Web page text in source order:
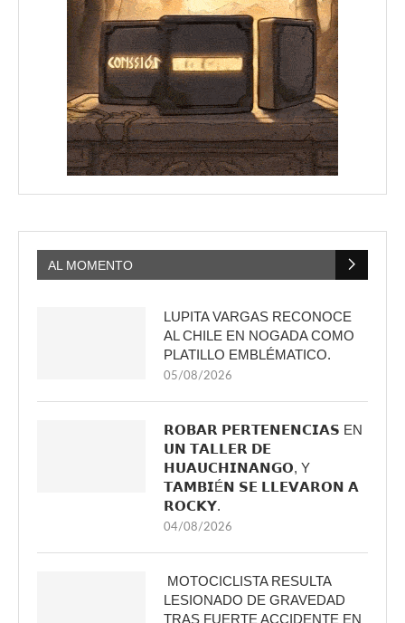
AL MOMENTO
LUPITA VARGAS RECONOCE
AL CHILE EN NOGADA COMO
PLATILLO EMBLÉMATICO.
05/08/2026
𝗥𝗢𝗕𝗔𝗥 𝗣𝗘𝗥𝗧𝗘𝗡𝗘𝗡𝗖𝗜𝗔𝗦 EN
𝗨𝗡 𝗧𝗔𝗟𝗟𝗘𝗥 𝗗𝗘
𝗛𝗨𝗔𝗨𝗖𝗛𝗜𝗡𝗔𝗡𝗚𝗢, Y
𝗧𝗔𝗠𝗕𝗜É𝗡 𝗦𝗘 𝗟𝗟𝗘𝗩𝗔𝗥𝗢𝗡 𝗔
𝗥𝗢𝗖𝗞𝗬.
04/08/2026
MOTOCICLISTA RESULTA
LESIONADO DE GRAVEDAD
TRAS FUERTE ACCIDENTE EN